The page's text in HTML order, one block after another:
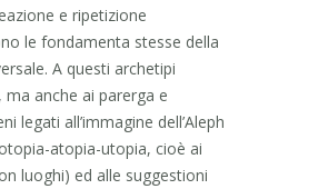
e ripetizione
le fondamenta stesse della
A questi archetipi
ma anche ai parerga e
legati all’immagine dell’Aleph
atopia-utopia, cioè ai
luoghi) ed alle suggestioni